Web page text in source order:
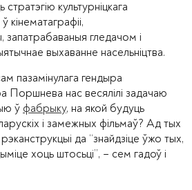
культурніцкага
кінематаграфіі,
запатрабаваныя гледачом і
выхаванне насельніцтва.
пазамінулага гендыра
Поршнева нас весялілі задачаю
ў фабрыку, на якой будуць
і замежных фільмаў? Ад тых
да “знайдзіце ўжо тых,
хоць штосьці”, – сем гадоў і